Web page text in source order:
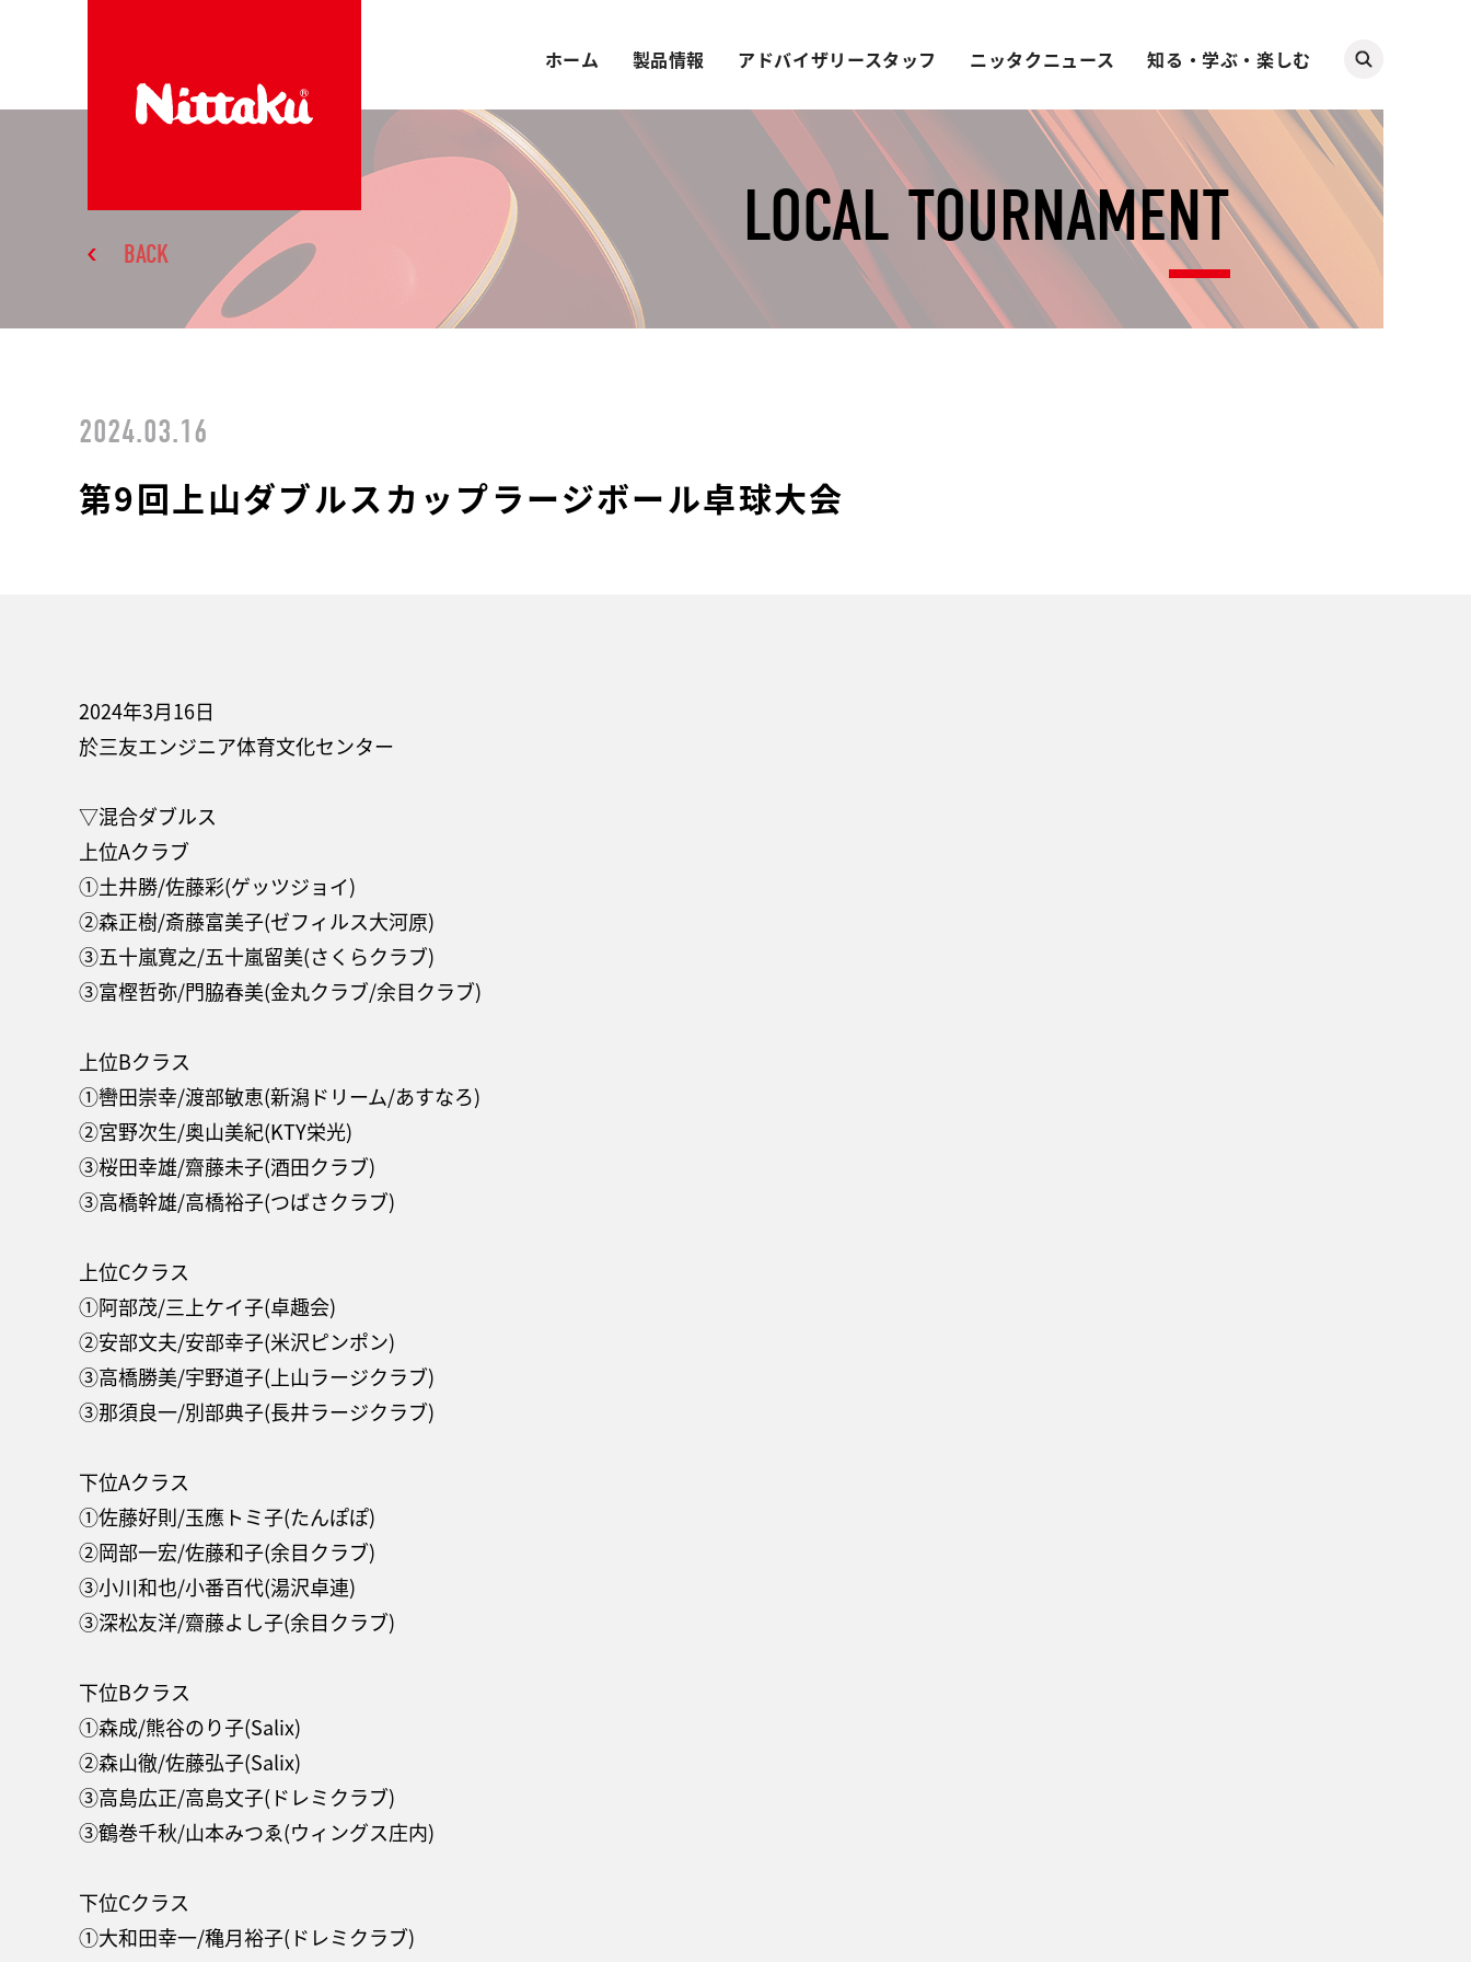
ホーム 製品情報 アドバイザリースタッフ ニッタクニュース 知る・学ぶ・楽しむ
LOCAL TOURNAMENT
BACK
2024.03.16
第9回上山ダブルスカップラージボール卓球大会
2024年3月16日
於三友エンジニア体育文化センター
▽混合ダブルス
上位Aクラブ
①土井勝/佐藤彩(ゲッツジョイ)
②森正樹/斎藤富美子(ゼフィルス大河原)
③五十嵐寛之/五十嵐留美(さくらクラブ)
③富樫哲弥/門脇春美(金丸クラブ/余目クラブ)
上位Bクラス
①轡田崇幸/渡部敏恵(新潟ドリーム/あすなろ)
②宮野次生/奥山美紀(KTY栄光)
③桜田幸雄/齋藤未子(酒田クラブ)
③高橋幹雄/高橋裕子(つばさクラブ)
上位Cクラス
①阿部茂/三上ケイ子(卓趣会)
②安部文夫/安部幸子(米沢ピンポン)
③高橋勝美/宇野道子(上山ラージクラブ)
③那須良一/別部典子(長井ラージクラブ)
下位Aクラス
①佐藤好則/玉應トミ子(たんぽぽ)
②岡部一宏/佐藤和子(余目クラブ)
③小川和也/小番百代(湯沢卓連)
③深松友洋/齋藤よし子(余目クラブ)
下位Bクラス
①森成/熊谷のり子(Salix)
②森山徹/佐藤弘子(Salix)
③高島広正/高島文子(ドレミクラブ)
③鶴巻千秋/山本みつゑ(ウィングス庄内)
下位Cクラス
①大和田幸一/穐月裕子(ドレミクラブ)